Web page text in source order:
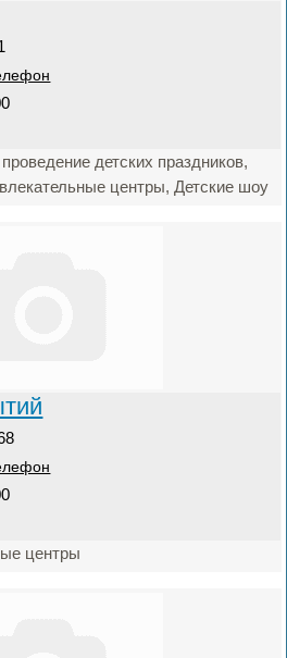
детских праздников,
центры, Детские шоу
центры